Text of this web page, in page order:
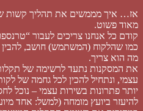
מאוד פשוט.
קודם כל אנחנו צריכים לעבור
כמו שהלקוח (המשתמש) חושב,
מה הוא צריך.
את המסקנות נתעד לרשימה של תקלות
עצמי, ונתחיל להכין לכל גחמה של